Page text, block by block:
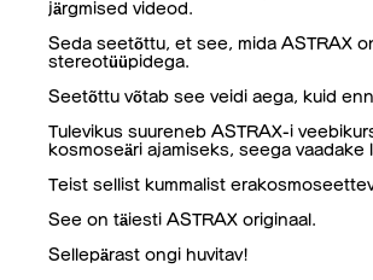
järgmised videod.
Seda seetõttu, et see, mida ASTRAX
stereotüüpidega.
Seetõttu võtab see veidi aega, kuid
Tulevikus suureneb ASTRAX-i
kosmoseäri ajamiseks, seega
Teist sellist kummalist
See on täiesti ASTRAX originaal.
Sellepärast ongi huvitav!